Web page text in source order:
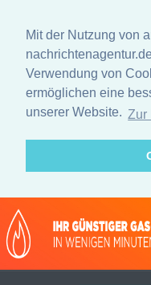
Mit der Nutzung von
Verwendung von
ermöglichen eine
unserer Website. Zur